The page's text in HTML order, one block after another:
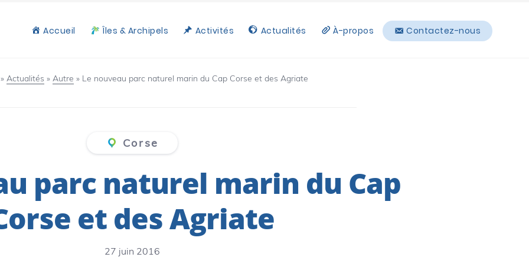
Accueil Îles & Archipels Activités Actualités À-propos Contactez-nous
» Actualités » Autre » Le nouveau parc naturel marin du Cap Corse et des Agriate
Corse
parc naturel marin du Cap
et des Agriate
27 juin 2016